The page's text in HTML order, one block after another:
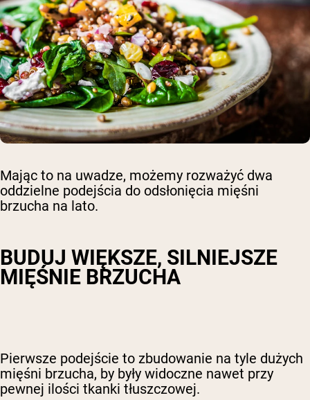
Mając to na uwadze, możemy rozważyć dwa
oddzielne podejścia do odsłonięcia mięśni
brzucha na lato.
BUDUJ WIĘKSZE, SILNIEJSZE
MIĘŚNIE BRZUCHA
Pierwsze podejście to zbudowanie na tyle dużych
mięśni brzucha, by były widoczne nawet przy
pewnej ilości tkanki tłuszczowej.